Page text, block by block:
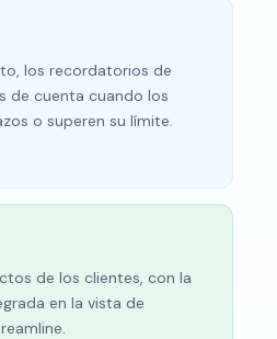
los recordatorios de
de cuenta cuando los
o superen su límite.
de los clientes, con la
en la vista de